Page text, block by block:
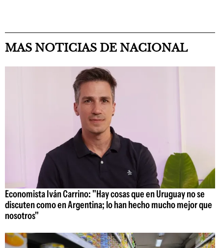
MAS NOTICIAS DE NACIONAL
Economista Iván Carrino: "Hay cosas que en Uruguay no se
discuten como en Argentina; lo han hecho mucho mejor que
nosotros"